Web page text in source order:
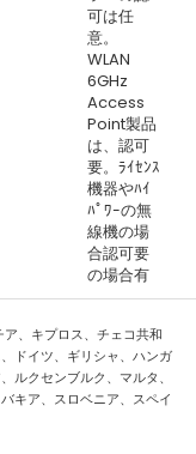
可は任
意。
WLAN
6GHz
Access
Point製品
は、認可
要。ﾗｲｾﾝｽ
機器やﾊｲ
ﾊﾟﾜｰの無
線機の場
合認可要
の場合有
、キプロス、チェコ共和
ドイツ、ギリシャ、ハンガ
ルクセンブルク、マルタ、
キア、スロベニア、スペイ